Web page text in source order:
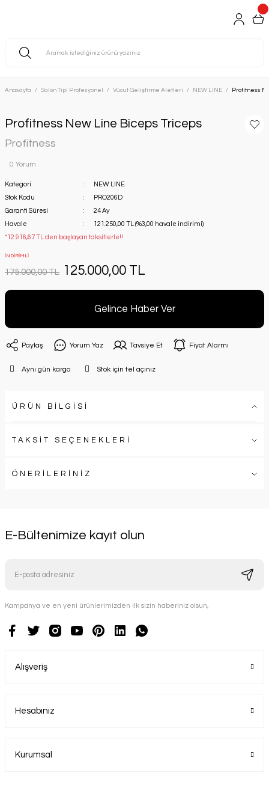
Anasayfa Salon Tipi Profesyonel Vücut Geliştirme Aletleri NEW LINE Profitness
Profitness New Line Biceps Triceps
Profitness
0 Yorum
Kategori
NEW LINE
Stok Kodu
PRO206D
Garanti Süresi
24 Ay
Havale
121.250,00 TL (%3,00 havale indirimi)
*12.916,67 TL den başlayan taksitlerle!!
İNDİRİMLİ
175.000,00 TL 125.000,00 TL
Gelince Haber Ver
Paylaş Yorum Yaz Tavsiye Et Fiyat Alarmı
Aynı gün kargo Stok için tel açınız
ÜRÜN BİLGİSİ
TAKSİT SEÇENEKLERİ
ÖNERİLERİNİZ
E-Bültenimize kayıt olun
Kampanya ve en yeni ürünlerimizden ilk sizin haberiniz olsun,
Alışveriş
Hesabınız
Kurumsal